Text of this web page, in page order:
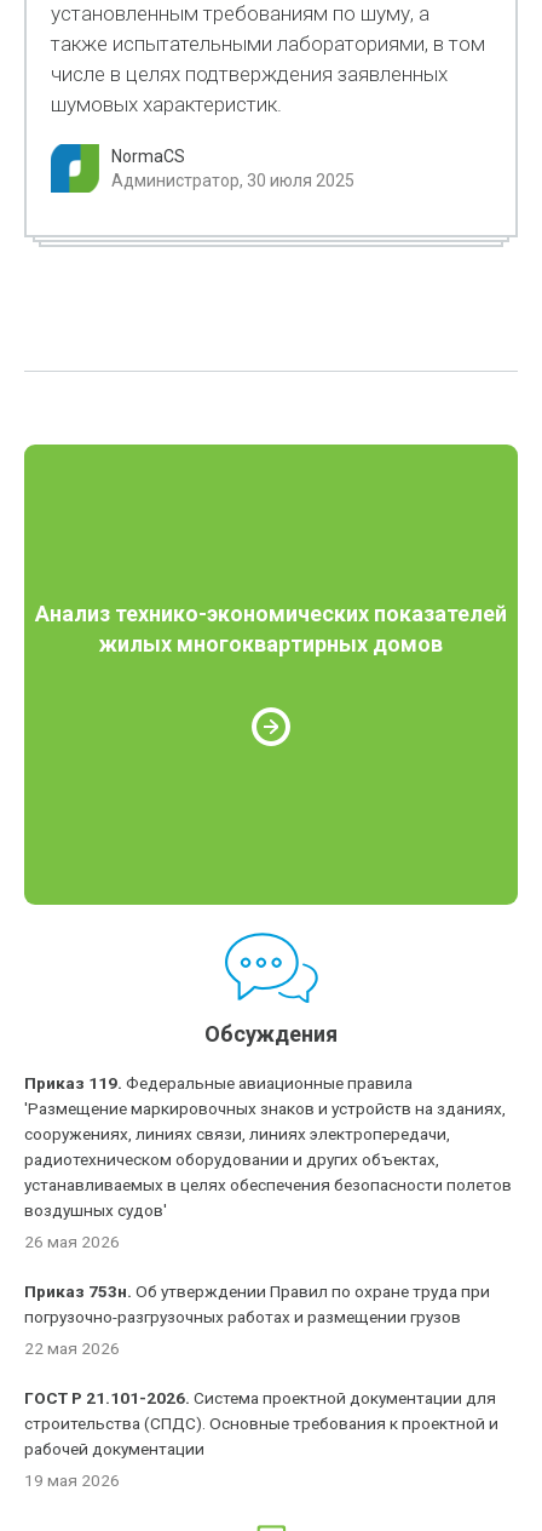
установленным требованиям по шуму, а
также испытательными лабораториями, в том
числе в целях подтверждения заявленных
шумовых характеристик.
NormaCS
Администратор, 30 июля 2025
Анализ технико-экономических показателей
жилых многоквартирных домов
Обсуждения
Приказ 119. Федеральные авиационные правила
'Размещение маркировочных знаков и устройств на зданиях,
сооружениях, линиях связи, линиях электропередачи,
радиотехническом оборудовании и других объектах,
устанавливаемых в целях обеспечения безопасности полетов
воздушных судов'
26 мая 2026
Приказ 753н. Об утверждении Правил по охране труда при
погрузочно-разгрузочных работах и размещении грузов
22 мая 2026
ГОСТ Р 21.101-2026. Система проектной документации для
строительства (СПДС). Основные требования к проектной и
рабочей документации
19 мая 2026